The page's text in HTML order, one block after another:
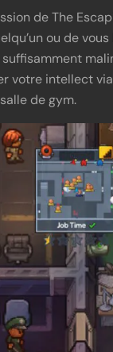
de The
ou de
votre intellect
de gym.